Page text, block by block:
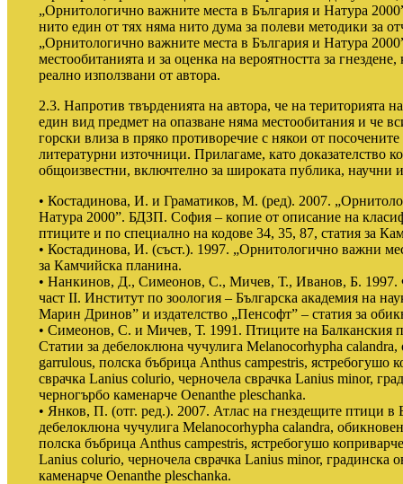
„Орнитологично важните места в България и Натура
нито един от тях няма нито дума за полеви методики за
„Орнитологично важните места в България и Натура
местообитанията и за оценка на вероятността за
реално използвани от автора.
2.3. Напротив твърденията на автора, че на територията
един вид предмет на опазване няма местообитания и че
горски влиза в пряко противоречие с някои от
литературни източници. Прилагаме, като доказателство
общоизвестни, включтелно за широката публика, научни
• Костадинова, И. и Граматиков, М. (ред). 2007.
Натура 2000”. БДЗП. София – копие от описание на
птиците и по специално на кодове 34, 35, 87, статия за
• Костадинова, И. (съст.). 1997. „Орнитологично важни
за Камчийска планина.
• Нанкинов, Д., Симеонов, С., Мичев, Т., Иванов, Б. 1997.
част II. Институт по зоология – Българска академия на
Марин Дринов” и издателство „Пенсофт” – статия за
• Симеонов, С. и Мичев, Т. 1991. Птиците на Балканския
Статии за дебелоклюна чучулига Melanocorhypha
garrulous, полска бъбрица Anthus campestris, ястребогушо
сврачка Lanius colurio, черночела сврачка Lanius minor,
черногърбо каменарче Oenanthe pleschanka.
• Янков, П. (отг. ред.). 2007. Атлас на гнездещите птици
дебелоклюна чучулига Melanocorhypha calandra,
полска бъбрица Anthus campestris, ястребогушо
Lanius colurio, черночела сврачка Lanius minor, градинска
каменарче Oenanthe pleschanka.